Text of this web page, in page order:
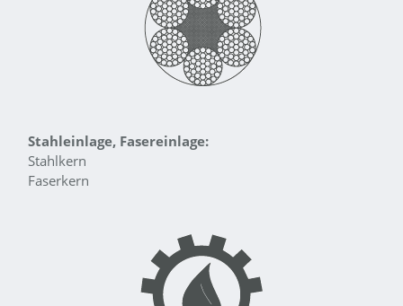
Stahleinlage, Fasereinlage:
Stahlkern
Faserkern